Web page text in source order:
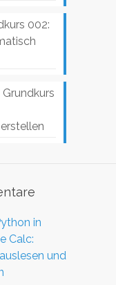
002:
in
Calc:
und